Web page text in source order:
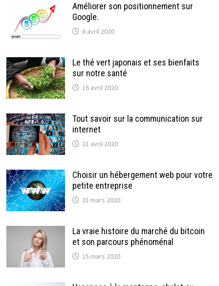
Améliorer son positionnement sur
Google.
6 avril 2020
Le thé vert japonais et ses bienfaits
sur notre santé
16 avril 2020
Tout savoir sur la communication sur
internet
21 avril 2020
Choisir un hébergement web pour votre
petite entreprise
31 mars 2020
La vraie histoire du marché du bitcoin
et son parcours phénoménal
15 mars 2020